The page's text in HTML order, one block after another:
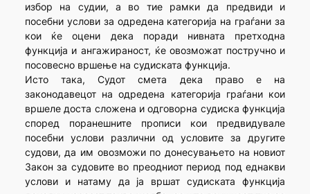
избор на судии, а во тие рамки да предвиди и
посебни услови за одредена категорија на граѓани за
кои ќе оцени дека поради нивната претходна
функција и ангажираност, ќе овозможат постручно и
посовесно вршење на судиската функција.
Исто така, Судот смета дека право е на
законодавецот на одредена категорија граѓани кои
вршеле доста сложена и одговорна судиска функција
според поранешните прописи кои предвидувале
посебни услови различни од условите за другите
судови, да им овозможи по донесувањето на новиот
Закон за судовите во преодниот период под еднакви
услови и натаму да ја вршат судиската функција